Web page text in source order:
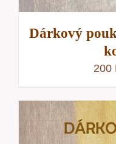
Dárkový
200